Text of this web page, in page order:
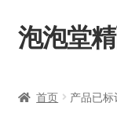
Skip
to
Skip
to
泡泡堂
首页 产品已标